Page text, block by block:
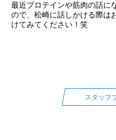
最近プロテインや筋肉の話に
ので、松崎に話しかける際は
けてみてくださ い！笑
スタッフ